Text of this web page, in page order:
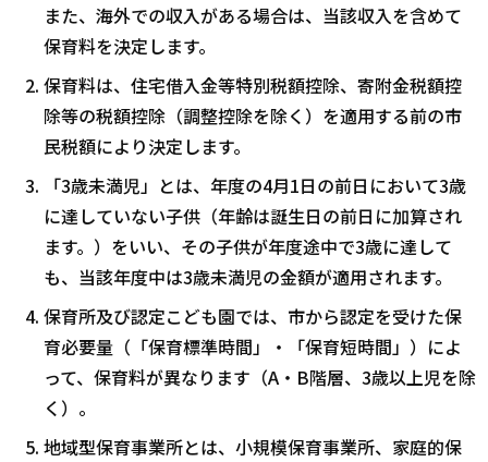
また、海外での収入がある場合は、当該収入を含めて
保育料を決定します。
保育料は、住宅借入金等特別税額控除、寄附金税額控
除等の税額控除（調整控除を除く）を適用する前の市
民税額により決定します。
「3歳未満児」とは、年度の4月1日の前日において3歳
に達していない子供（年齢は誕生日の前日に加算され
ます。）をいい、その子供が年度途中で3歳に達して
も、当該年度中は3歳未満児の金額が適用されます。
保育所及び認定こども園では、市から認定を受けた保
育必要量（「保育標準時間」・「保育短時間」）によ
って、保育料が異なります（A・B階層、3歳以上児を除
く）。
地域型保育事業所とは、小規模保育事業所、家庭的保